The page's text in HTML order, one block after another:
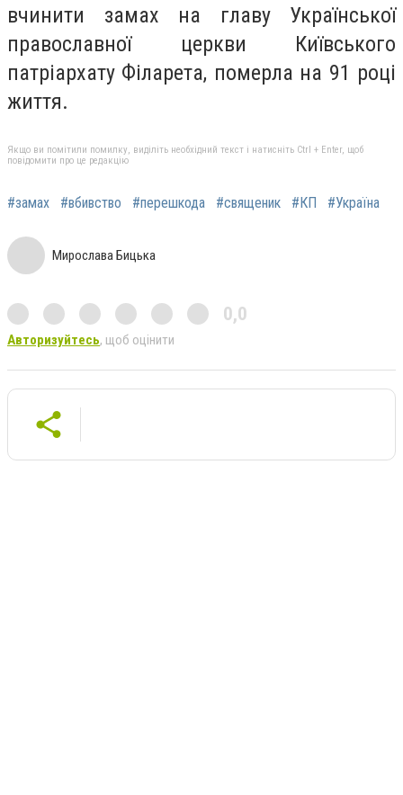
вчинити замах на главу Української
православної церкви Київського
патріархату Філарета, померла на 91 році
життя.
Якщо ви помітили помилку, виділіть необхідний текст і натисніть Ctrl + Enter, щоб
повідомити про це редакцію
#замах #вбивство #перешкода #священик #КП #Україна
Мирослава Бицька
0,0
Авторизуйтесь, щоб оцінити